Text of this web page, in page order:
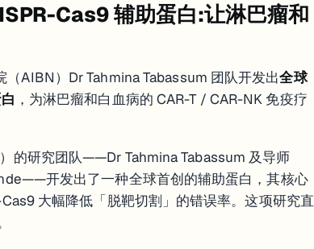
Cas9 辅助蛋白:让淋巴瘤和
AIBN）Dr Tahmina Tabassum 团队开发出全球
，为淋巴瘤和白血病的 CAR-T / CAR-NK 免疫疗
的研究团队——Dr Tahmina Tabassum 及导师
开发出了一种全球首创的辅助蛋白，其核心
大幅降低「脱靶切割」的错误率。这项研究直